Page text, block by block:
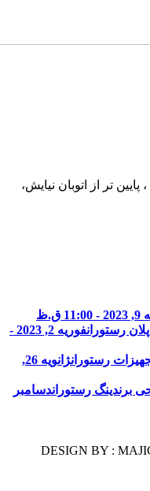
تر از اتوبان نیایش،
رستوران
فوریه 2, 2023 -
رستوران
ژانویه 26,
رستوران دسامبر
DESIGN BY :